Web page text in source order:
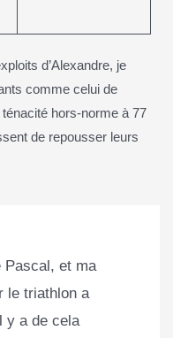
d’Alexandre, je
comme celui de
hors-norme à 77
de repousser leurs
Pascal, et ma
le triathlon a
y a de cela